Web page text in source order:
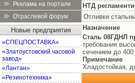
Реклама на портале
Отраслевой форум
Новые предприятия
«СПЕЦПОСТАВКА»
«Златоустовский часовой
завод»
«Лантан»
«Резинотехника»
НТД
Отливки
Назначение
Сталь 08ГДНЛ
требования
сечением до
Примечание
Хладостойкая,